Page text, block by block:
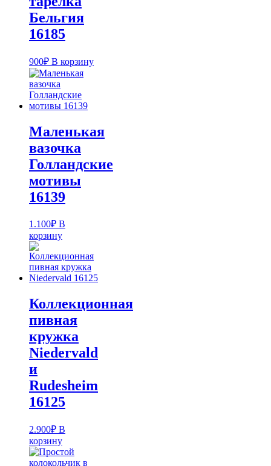
Бельгия
16185
900₽ В корзину
Маленькая
вазочка
Голландские
мотивы
16139
1.100₽ В
корзину
Коллекционная
пивная
кружка
Niedervald
и
Rudesheim
16125
2.900₽ В
корзину